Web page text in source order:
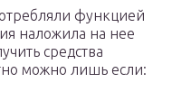
функцией
наложила на нее
средства
можно лишь если: